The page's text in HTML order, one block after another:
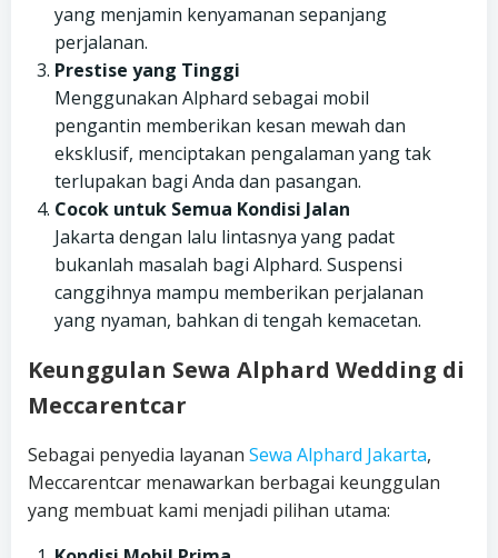
yang menjamin kenyamanan sepanjang
perjalanan.
Prestise yang Tinggi
Menggunakan Alphard sebagai mobil
pengantin memberikan kesan mewah dan
eksklusif, menciptakan pengalaman yang tak
terlupakan bagi Anda dan pasangan.
Cocok untuk Semua Kondisi Jalan
Jakarta dengan lalu lintasnya yang padat
bukanlah masalah bagi Alphard. Suspensi
canggihnya mampu memberikan perjalanan
yang nyaman, bahkan di tengah kemacetan.
Keunggulan Sewa Alphard Wedding di
Meccarentcar
Sebagai penyedia layanan Sewa Alphard Jakarta,
Meccarentcar menawarkan berbagai keunggulan
yang membuat kami menjadi pilihan utama: